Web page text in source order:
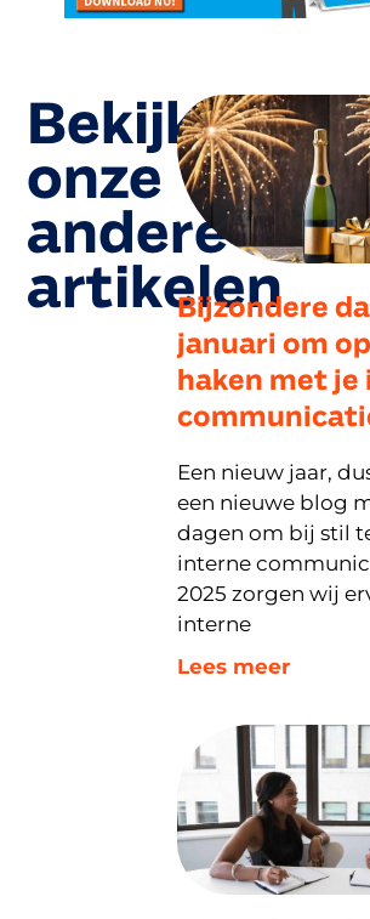
Bekijk
onze
andere
artikelen
Bijzondere
januari om
haken met je
Een nieuw jaar,
een nieuwe blog
dagen om bij stil
interne
2025 zorgen wij
interne
Lees meer